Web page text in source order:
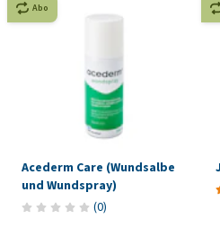
Abo
Acederm Care (Wundsalbe
und Wundspray)
(0)